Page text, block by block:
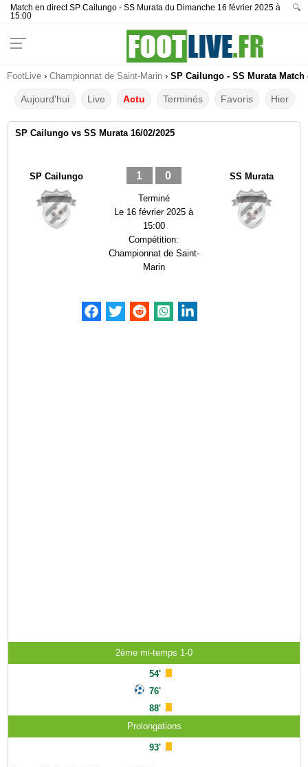
Match en direct SP Cailungo - SS Murata du Dimanche 16 février 2025 à
15:00
🔍
FootLive › Championnat de Saint-Marin › SP Cailungo - SS Murata Match
Aujourd'hui Live Actu Terminés Favoris Hier
SP Cailungo vs SS Murata 16/02/2025
SP Cailungo 1 0
Terminé
Le 16 février 2025 à
15:00
Compétition:
Championnat de Saint-
Marin
SS Murata
2ème mi-temps 1-0
54'
76'
88'
Prolongations
93'